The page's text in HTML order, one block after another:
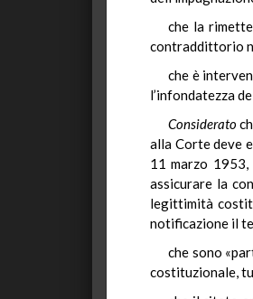
che la
contraddittorio
che è
l’infondatezza
Considerato
alla Corte deve
11 marzo
assicurare la
legittimità
notificazione il
che sono
costituzionale,